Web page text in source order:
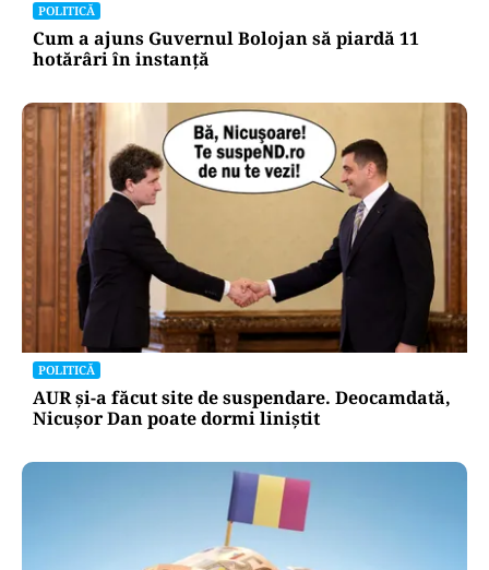
POLITICĂ
Cum a ajuns Guvernul Bolojan să piardă 11
hotărâri în instanță
POLITICĂ
AUR și-a făcut site de suspendare. Deocamdată,
Nicușor Dan poate dormi liniștit